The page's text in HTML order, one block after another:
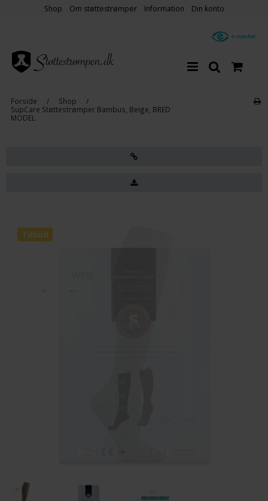
Shop Om støttestrømper Information Din konto
Forside / Shop
/
SupCare Støttestrømper Bambus, Beige, BRED
MODEL
Tilbud